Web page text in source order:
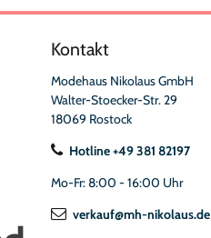
Kontakt
Modehaus Nikolaus GmbH
Walter-Stoecker-Str. 29
18069 Rostock
Hotline +49 381 82197
Mo-Fr: 8:00 - 16:00 Uhr
verkauf@mh-nikolaus.de